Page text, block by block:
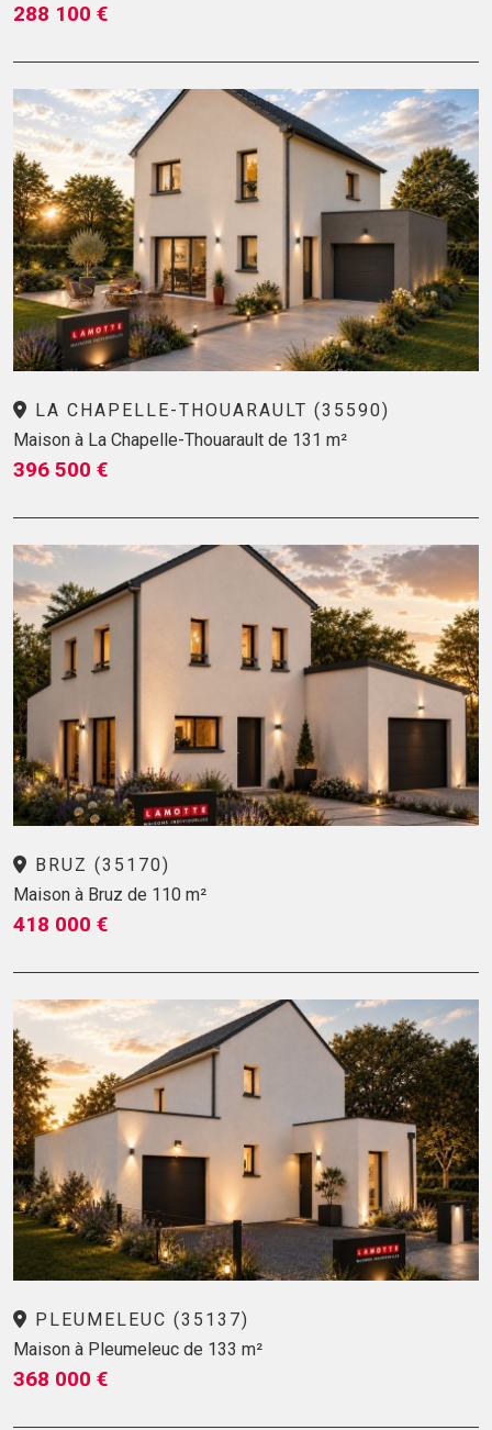
288 100 €
LA CHAPELLE-THOUARAULT (35590)
Maison à La Chapelle-Thouarault de 131 m²
396 500 €
BRUZ (35170)
Maison à Bruz de 110 m²
418 000 €
PLEUMELEUC (35137)
Maison à Pleumeleuc de 133 m²
368 000 €